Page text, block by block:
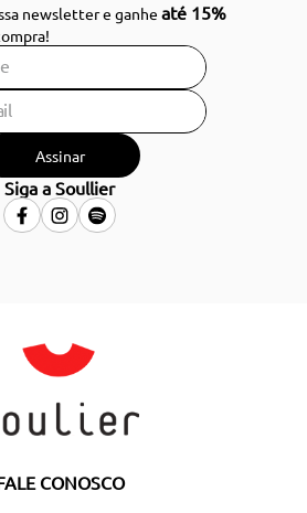
newsletter e ganheaté 15%
Assinar
Siga a Soullier
CONOSCO